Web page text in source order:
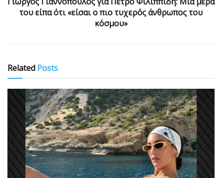
του είπα ότι «είσαι ο πιο τυχερός άνθρωπος του
κόσμου»
Related Posts